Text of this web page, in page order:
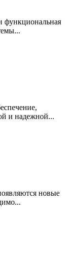
функциональная
и надежной...
новые